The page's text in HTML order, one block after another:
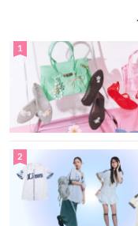
1
2